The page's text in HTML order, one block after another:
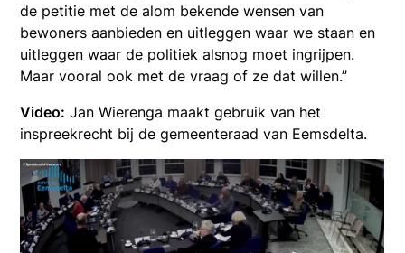
de petitie met de alom bekende wensen van
bewoners aanbieden en uitleggen waar we staan en
uitleggen waar de politiek alsnog moet ingrijpen.
Maar vooral ook met de vraag of ze dat willen.’’
Video: Jan Wierenga maakt gebruik van het
inspreekrecht bij de gemeenteraad van Eemsdelta.